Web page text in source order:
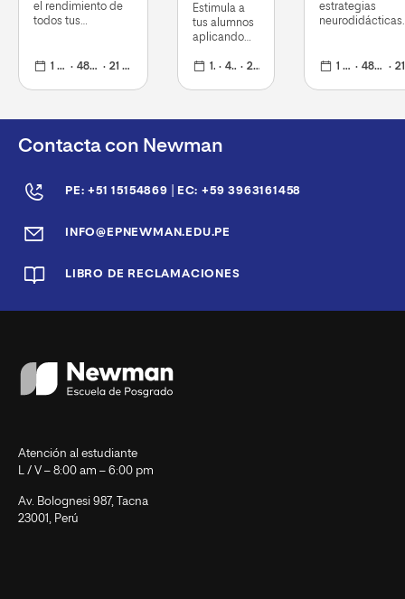
el rendimiento de
todos tus
1 año 48+12 21 de septiembre 2026
Estimula a
tus alumnos
aplicando
adaptadas a
1 año 48+12 21 de septiembre 2026
estrategias
neurodidácticas
aula1 año 48+12 21 de
Contacta con Newman
PE: +51 15154869 EC: +59 3963161458
INFO@EPNEWMAN.EDU.PE
LIBRO DE RECLAMACIONES
Atención al estudiante
L / V – 8:00 am – 6:00 pm
Av. Bolognesi 987, Tacna
23001, Perú